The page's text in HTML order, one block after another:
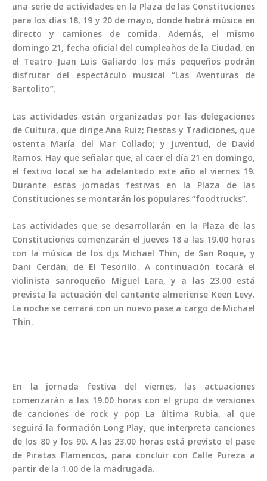
una serie de actividades en la Plaza de las Constituciones
para los días 18, 19 y 20 de mayo, donde habrá música en
directo y camiones de comida. Además, el mismo
domingo 21, fecha oficial del cumpleaños de la Ciudad, en
el Teatro Juan Luis Galiardo los más pequeños podrán
disfrutar del espectáculo musical “Las Aventuras de
Bartolito”.
Las actividades están organizadas por las delegaciones
de Cultura, que dirige Ana Ruiz; Fiestas y Tradiciones, que
ostenta María del Mar Collado; y Juventud, de David
Ramos. Hay que señalar que, al caer el día 21 en domingo,
el festivo local se ha adelantado este año al viernes 19.
Durante estas jornadas festivas en la Plaza de las
Constituciones se montarán los populares “foodtrucks”.
Las actividades que se desarrollarán en la Plaza de las
Constituciones comenzarán el jueves 18 a las 19.00 horas
con la música de los djs Michael Thin, de San Roque, y
Dani Cerdán, de El Tesorillo. A continuación tocará el
violinista sanroqueño Miguel Lara, y a las 23.00 está
prevista la actuación del cantante almeriense Keen Levy.
La noche se cerrará con un nuevo pase a cargo de Michael
Thin.
En la jornada festiva del viernes, las actuaciones
comenzarán a las 19.00 horas con el grupo de versiones
de canciones de rock y pop La última Rubia, al que
seguirá la formación Long Play, que interpreta canciones
de los 80 y los 90. A las 23.00 horas está previsto el pase
de Piratas Flamencos, para concluir con Calle Pureza a
partir de la 1.00 de la madrugada.